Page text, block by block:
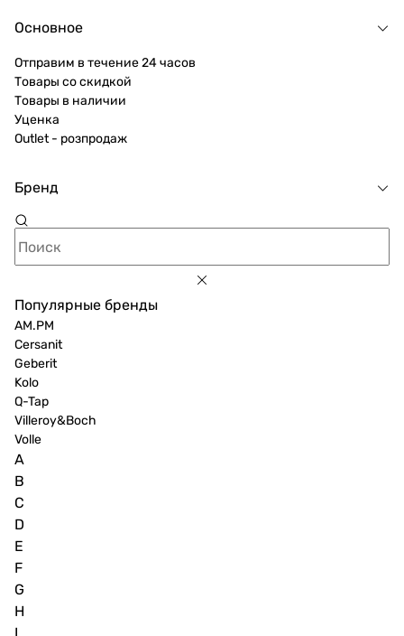
Основное
Отправим в течение 24 часов
Товары со скидкой
Товары в наличии
Уценка
Outlet - розпродаж
Бренд
Популярные бренды
AM.PM
Cersanit
Geberit
Kolo
Q-Tap
Villeroy&Boch
Volle
A
B
C
D
E
F
G
H